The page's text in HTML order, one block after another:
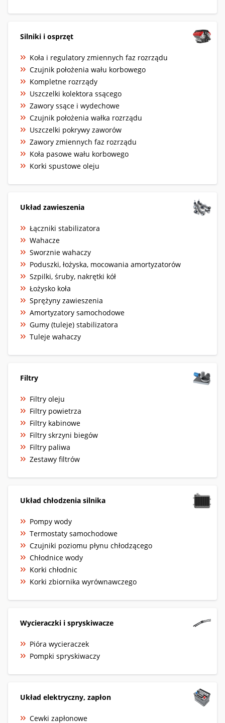
Silniki i osprzęt
Koła i regulatory zmiennych faz rozrządu
Czujnik położenia wału korbowego
Kompletne rozrządy
Uszczelki kolektora ssącego
Zawory ssące i wydechowe
Czujnik położenia wałka rozrządu
Uszczelki pokrywy zaworów
Zawory zmiennych faz rozrządu
Koła pasowe wału korbowego
Korki spustowe oleju
Układ zawieszenia
Łączniki stabilizatora
Wahacze
Sworznie wahaczy
Poduszki, łożyska, mocowania amortyzatorów
Szpilki, śruby, nakrętki kół
Łożysko koła
Sprężyny zawieszenia
Amortyzatory samochodowe
Gumy (tuleje) stabilizatora
Tuleje wahaczy
Filtry
Filtry oleju
Filtry powietrza
Filtry kabinowe
Filtry skrzyni biegów
Filtry paliwa
Zestawy filtrów
Układ chłodzenia silnika
Pompy wody
Termostaty samochodowe
Czujniki poziomu płynu chłodzącego
Chłodnice wody
Korki chłodnic
Korki zbiornika wyrównawczego
Wycieraczki i spryskiwacze
Pióra wycieraczek
Pompki spryskiwaczy
Układ elektryczny, zapłon
Cewki zapłonowe